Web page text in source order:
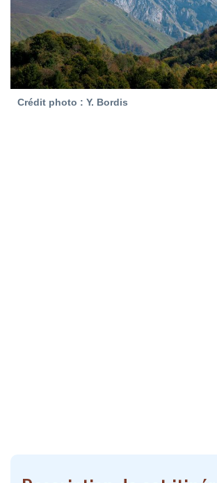
Crédit photo : Y. Bordis